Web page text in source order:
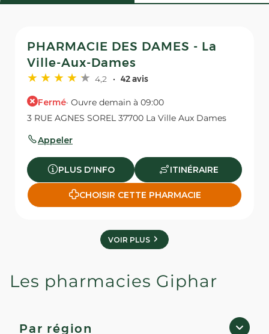
PHARMACIE DES DAMES - La
Ville-Aux-Dames
4,2 42 avis
Fermé· Ouvre demain à 09:00
3 RUE AGNES SOREL 37700 La Ville Aux Dames
Appeler
PLUS D'INFO ITINÉRAIRE
CHOISIR CETTE PHARMACIE
VOIR PLUS
Les pharmacies Giphar
Par région